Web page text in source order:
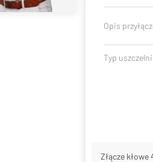
Opis
Typ
Złącze kłowe